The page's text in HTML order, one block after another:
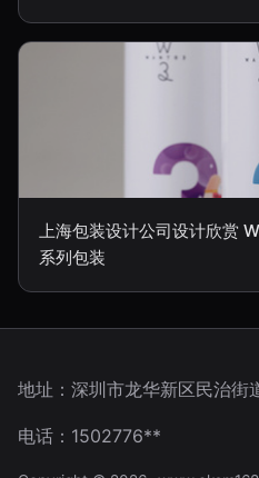
上海包装设计公司设计欣赏
系列包装
地址：深圳市龙华新区民治街
电话：1502776**